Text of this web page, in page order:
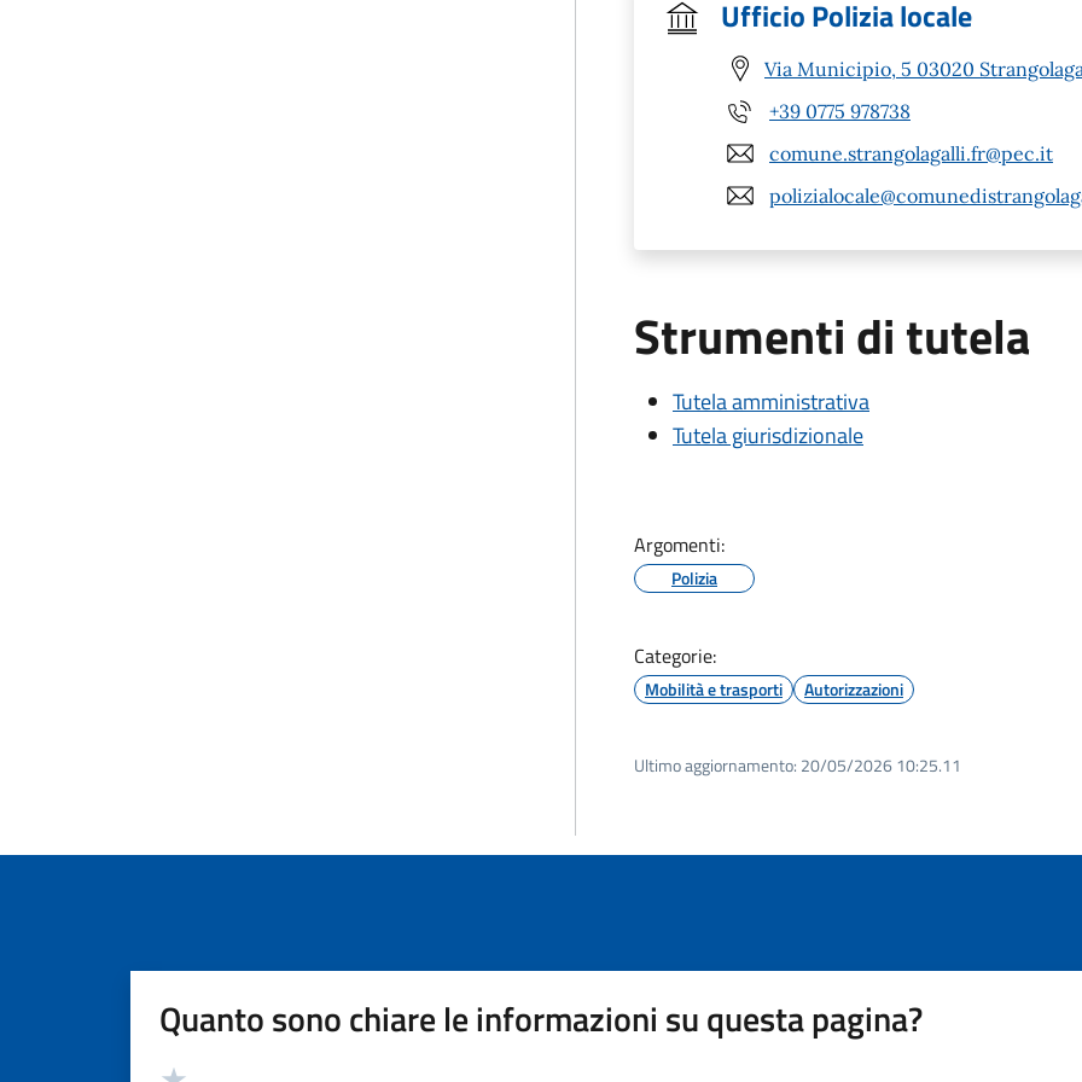
Ufficio Polizia locale
Via Municipio, 5 03020
+39 0775 978738
comune.strangolagalli.fr@pec.it
Strumenti di tutela
Tutela amministrativa
Tutela giurisdizionale
Argomenti:
Polizia
Categorie:
Mobilità e trasporti Autorizzazioni
Ultimo aggiornamento: 20/05/2026 10:25.11
Quanto sono chiare le informazioni su questa pagina?
Valutazione